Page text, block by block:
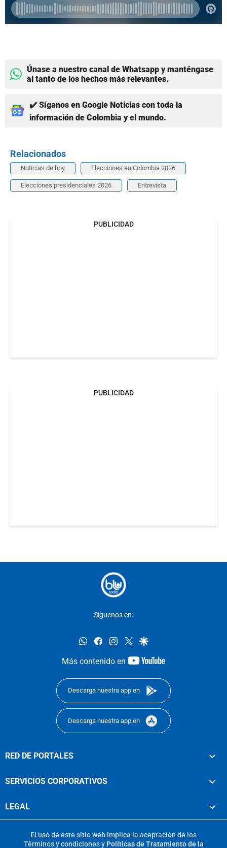
Únase a nuestro canal de Whatsapp y manténgase
al tanto de los hechos más relevantes.
✔️ Síganos en Google Noticias con toda la
información de Colombia y el mundo.
Relacionados
Noticias de hoy Elecciones en Colombia 2026
Elecciones presidenciales 2026 Entrevista
PUBLICIDAD
PUBLICIDAD
Síguenos en:
whatsappfacebookinstagram
twittergoogle
Más contenido en
youtube-
Descarga nuestra app en
Descarga nuestra app en
RED DE PORTALES
SERVICIOS CORPORATIVOS
LEGAL
El uso de este sitio web implica la aceptación de los
Términos y condicionesy Políticas de Tratamiento de la